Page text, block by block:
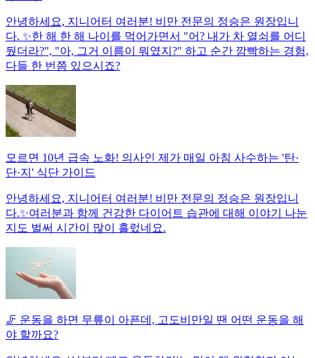
안녕하세요, 지니어터 여러분! 비만 전문의 정승은 원장입니
다. ✨한 해 한 해 나이를 먹어가면서 "어? 내가 차 열쇠를 어디
뒀더라?", "아, 그거 이름이 뭐였지?" 하고 순간 깜빡하는 경험,
다들 한 번쯤 있으시죠?
모르면 10년 급속 노화! 의사인 제가 매일 아침 사수하는 '탄·
단·지' 식단 가이드
안녕하세요, 지니어터 여러분! 비만 전문의 정승은 원장입니
다.✨여러분과 함께 건강한 다이어트 습관에 대해 이야기 나눈
지도 벌써 시간이 많이 흘렀네요.
🦵 운동을 하면 무릎이 아픈데, 고도비만일 땐 어떤 운동을 해
야 할까요?